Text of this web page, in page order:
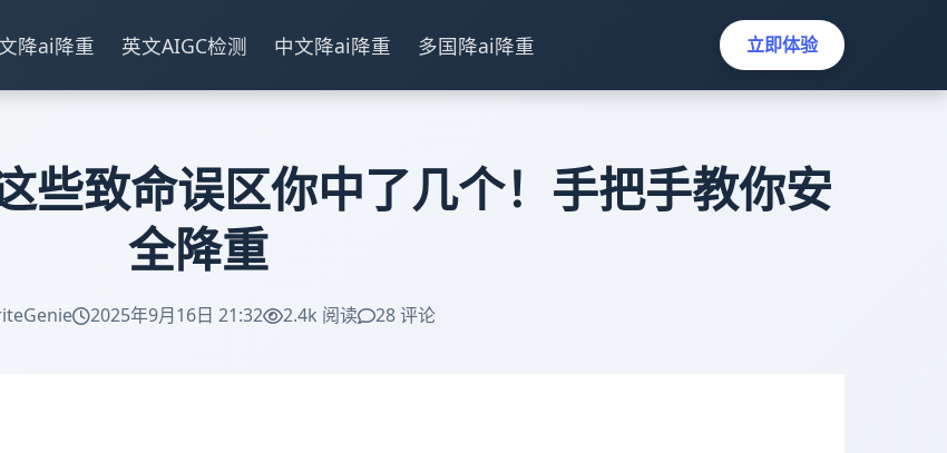
降ai降重 英文AIGC检测 中文降ai降重 多国降ai降重 立即体验
些致命误区你中了几个！手把手教你安
全降重
2025年9月16日 21:32 2.4k 阅读 28 评论